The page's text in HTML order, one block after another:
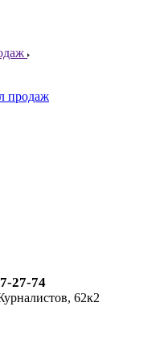
продаж
27-74
62к2